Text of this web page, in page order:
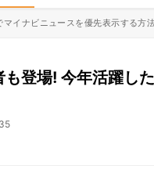
イナビニュースを優先表示する方
も登場! 今年活躍し